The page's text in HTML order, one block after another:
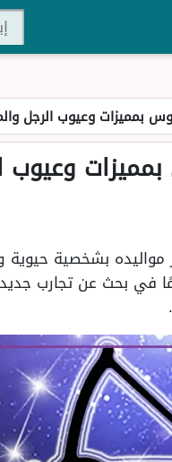
بمميزات وعيوب الرجل
وعيوب
مواليده بشخصية
في بحث عن تجارب